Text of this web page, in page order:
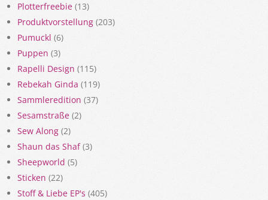
Plotterfreebie (13)
Produktvorstellung (203)
Pumuckl (6)
Puppen (3)
Rapelli Design (115)
Rebekah Ginda (119)
Sammleredition (37)
Sesamstraße (2)
Sew Along (2)
Shaun das Shaf(3)
Sheepworld (5)
Sticken (22)
Stoff & Liebe EP's (405)